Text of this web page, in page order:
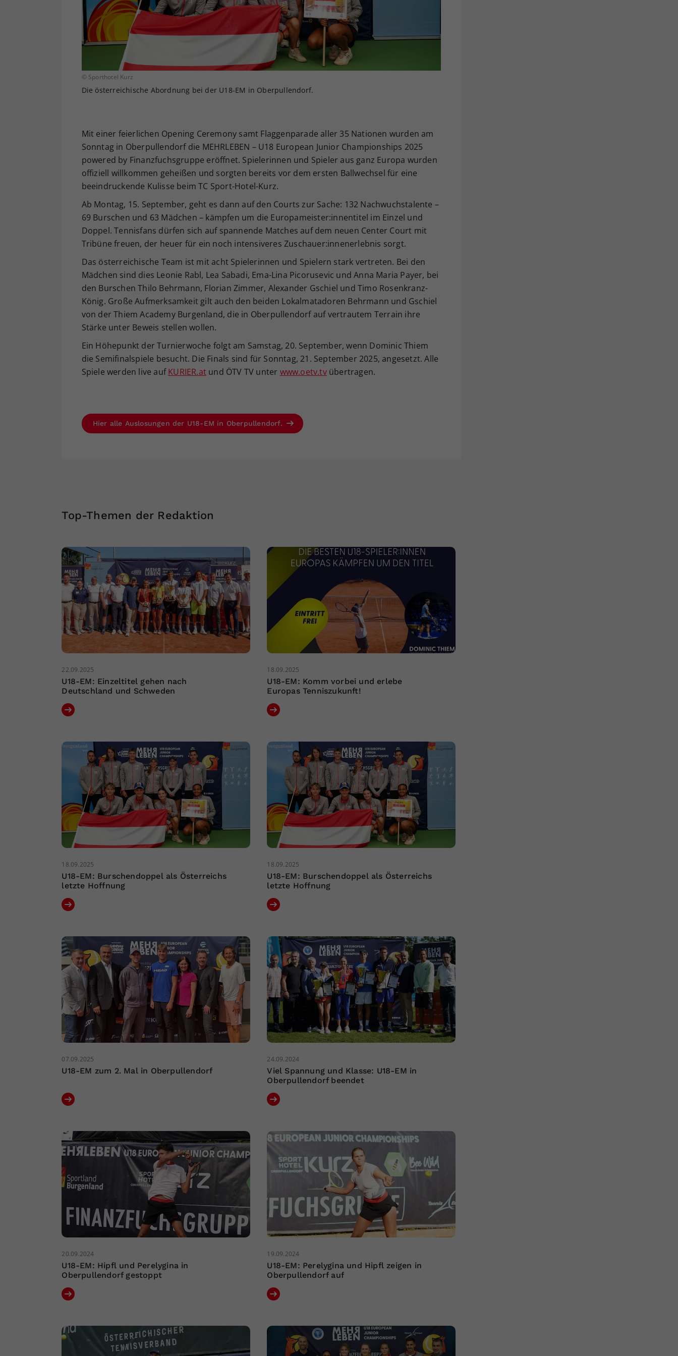
© Sporthotel Kurz
Die österreichische Abordnung bei der U18-EM in Oberpullendorf.
Mit einer feierlichen Opening Ceremony samt Flaggenparade aller 35 Nationen wurden am
Sonntag in Oberpullendorf die MEHRLEBEN – U18 European Junior Championships 2025
powered by Finanzfuchsgruppe eröffnet. Spielerinnen und Spieler aus ganz Europa wurden
offiziell willkommen geheißen und sorgten bereits vor dem ersten Ballwechsel für eine
beeindruckende Kulisse beim TC Sport-Hotel-Kurz.
Ab Montag, 15. September, geht es dann auf den Courts zur Sache: 132 Nachwuchstalente –
69 Burschen und 63 Mädchen – kämpfen um die Europameister:innentitel im Einzel und
Doppel. Tennisfans dürfen sich auf spannende Matches auf dem neuen Center Court mit
Tribüne freuen, der heuer für ein noch intensiveres Zuschauer:innenerlebnis sorgt.
Das österreichische Team ist mit acht Spielerinnen und Spielern stark vertreten. Bei den
Mädchen sind dies Leonie Rabl, Lea Sabadi, Ema-Lina Picorusevic und Anna Maria Payer, bei
den Burschen Thilo Behrmann, Florian Zimmer, Alexander Gschiel und Timo Rosenkranz-
König. Große Aufmerksamkeit gilt auch den beiden Lokalmatadoren Behrmann und Gschiel
von der Thiem Academy Burgenland, die in Oberpullendorf auf vertrautem Terrain ihre
Stärke unter Beweis stellen wollen.
Ein Höhepunkt der Turnierwoche folgt am Samstag, 20. September, wenn Dominic Thiem
die Semifinalspiele besucht. Die Finals sind für Sonntag, 21. September 2025, angesetzt. Alle
Spiele werden live aufKURIER.at und ÖTV TV unter www.oetv.tvübertragen.
Hier alle Auslosungen der U18-EM in Oberpullendorf.
Top-Themen der Redaktion
22.09.2025
U18-EM: Einzeltitel gehen nach
Deutschland und Schweden
18.09.2025
U18-EM: Komm vorbei und erlebe
Europas Tenniszukunft!
18.09.2025
U18-EM: Burschendoppel als Österreichs
letzte Hoffnung
18.09.2025
U18-EM: Burschendoppel als Österreichs
letzte Hoffnung
07.09.2025
U18-EM zum 2. Mal in Oberpullendorf
24.09.2024
Viel Spannung und Klasse: U18-EM in
Oberpullendorf beendet
20.09.2024
U18-EM: Hipfl und Perelygina in
Oberpullendorf gestoppt
19.09.2024
U18-EM: Perelygina und Hipfl zeigen in
Oberpullendorf auf
Ihrer vorgenommen Einstellungen, falls der
Webseiten-Betreiber dies eingestellt hat.